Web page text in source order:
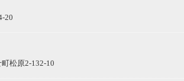
20
松原2-132-10